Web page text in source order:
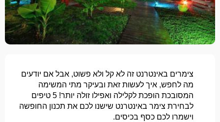
צימרים באינטרנט זה לא קל ולא פשוט, אבל אם יודעים
מה לחפש, איך לעשות זאת ובעיקר מתי המשימה
המסובכת הופכת לקלילה ואפילו זולה יותר! 5 טיפים
לבחירת צימר באינטרנט שישנו לכם את תכנון החופשה
וישמרו לכם כסף בכיסים.